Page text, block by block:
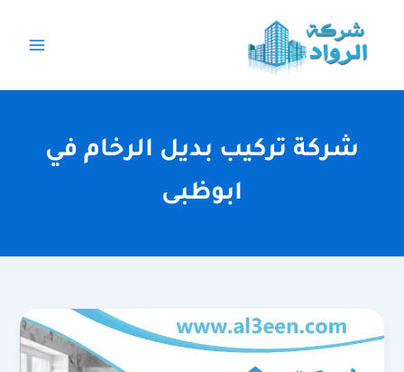
المحتوى
شركة تركيب بديل الرخام في
ابوظبى